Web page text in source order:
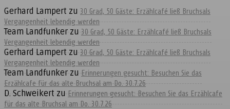
Gerhard Lampert zu 30 Grad, 50 Gäste: Erzählcafé ließ Bruchsals
Vergangenheit lebendig werden
Team Landfunker zu 30 Grad, 50 Gäste: Erzählcafé ließ Bruchsals
Vergangenheit lebendig werden
Gerhard Lampert zu 30 Grad, 50 Gäste: Erzählcafé ließ Bruchsals
Vergangenheit lebendig werden
Team Landfunker zu Erinnerungen gesucht: Besuchen Sie das
Erzählcafe für das alte Bruchsal am Do. 30.7.26
D. Schweikert zu Erinnerungen gesucht: Besuchen Sie das Erzählcafe
für das alte Bruchsal am Do. 30.7.26